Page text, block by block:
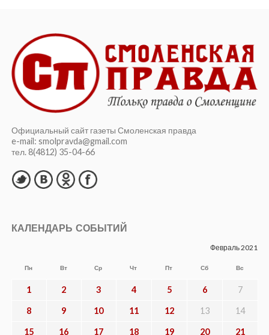
Официальный сайт газеты Смоленская правда
e-mail: smolpravda@gmail.com
тел. 8(4812) 35-04-66
КАЛЕНДАРЬ СОБЫТИЙ
Февраль 2021
Пн Вт Ср Чт Пт Сб Вс
1 2 3 4 5 6 7
8 9 10 11 12 13 14
15 16 17 18 19 20 21